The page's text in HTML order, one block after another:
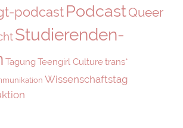
podcastPodcastQueer
Studierenden-
Tagung Teengirl Culturetrans*
Wissenschaftstag